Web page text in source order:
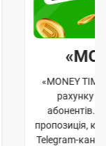
«MONEY
рахунку
абонентів.
пропозиція,
Telegram-